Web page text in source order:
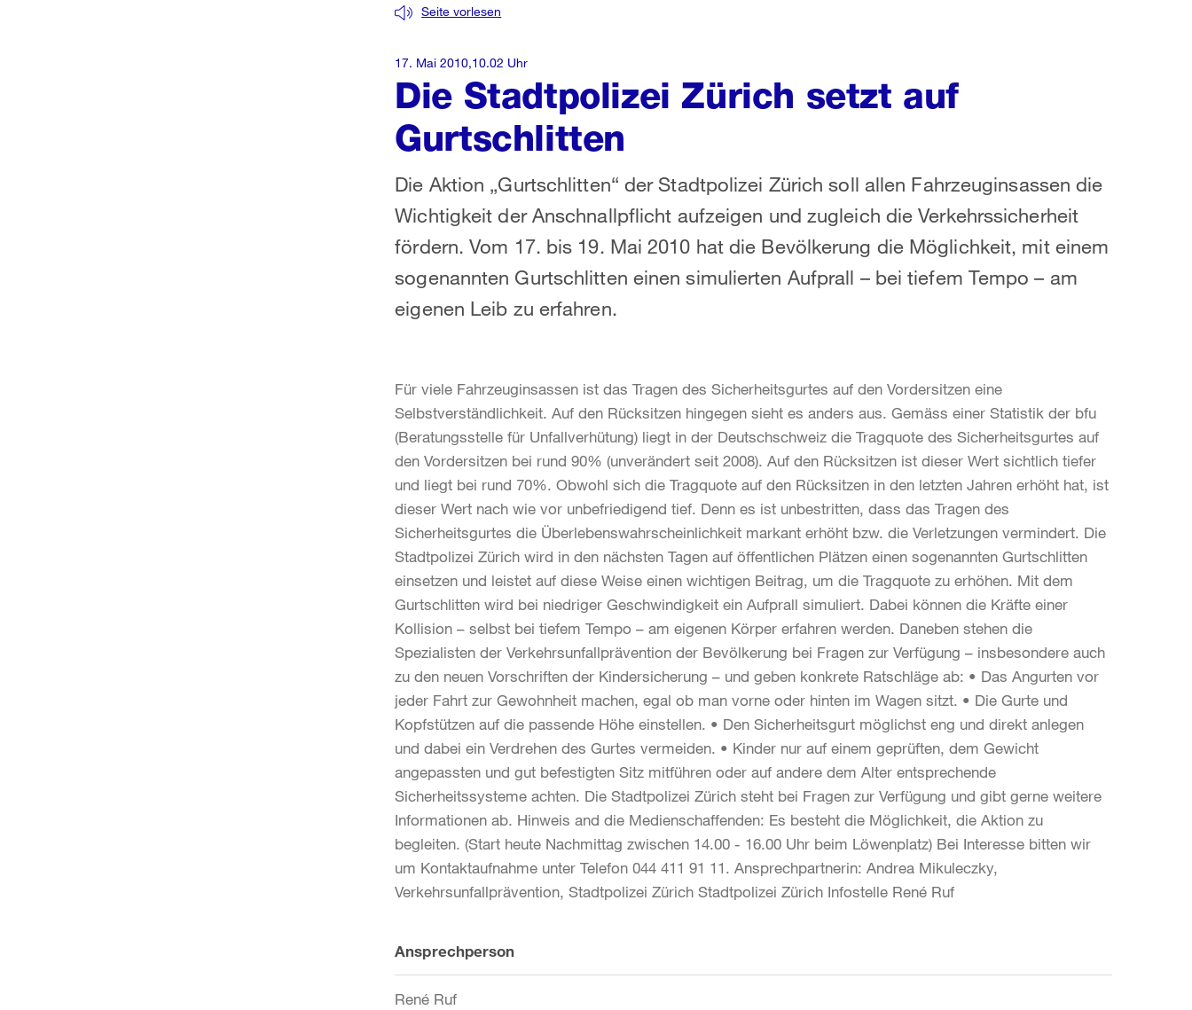
Die Stadtpolizei Zürich setzt auf
Gurtschlitten
Seite vorlesen
Die Aktion „Gurtschlitten“ der Stadtpolizei Zürich soll allen Fahrzeuginsassen die
Wichtigkeit der Anschnallpflicht aufzeigen und zugleich die Verkehrssicherheit
fördern. Vom 17. bis 19. Mai 2010 hat die Bevölkerung die Möglichkeit, mit einem
sogenannten Gurtschlitten einen simulierten Aufprall – bei tiefem Tempo – am
eigenen Leib zu erfahren.
17. Mai 2010,10.02 Uhr
Für viele Fahrzeuginsassen ist das Tragen des Sicherheitsgurtes auf den Vordersitzen eine
Selbstverständlichkeit. Auf den Rücksitzen hingegen sieht es anders aus. Gemäss einer Statistik der bfu
(Beratungsstelle für Unfallverhütung) liegt in der Deutschschweiz die Tragquote des Sicherheitsgurtes auf
den Vordersitzen bei rund 90% (unverändert seit 2008). Auf den Rücksitzen ist dieser Wert sichtlich tiefer
und liegt bei rund 70%. Obwohl sich die Tragquote auf den Rücksitzen in den letzten Jahren erhöht hat, ist
dieser Wert nach wie vor unbefriedigend tief. Denn es ist unbestritten, dass das Tragen des
Sicherheitsgurtes die Überlebenswahrscheinlichkeit markant erhöht bzw. die Verletzungen vermindert. Die
Stadtpolizei Zürich wird in den nächsten Tagen auf öffentlichen Plätzen einen sogenannten Gurtschlitten
einsetzen und leistet auf diese Weise einen wichtigen Beitrag, um die Tragquote zu erhöhen. Mit dem
Gurtschlitten wird bei niedriger Geschwindigkeit ein Aufprall simuliert. Dabei können die Kräfte einer
Kollision – selbst bei tiefem Tempo – am eigenen Körper erfahren werden. Daneben stehen die
Spezialisten der Verkehrsunfallprävention der Bevölkerung bei Fragen zur Verfügung – insbesondere auch
zu den neuen Vorschriften der Kindersicherung – und geben konkrete Ratschläge ab: • Das Angurten vor
jeder Fahrt zur Gewohnheit machen, egal ob man vorne oder hinten im Wagen sitzt. • Die Gurte und
Kopfstützen auf die passende Höhe einstellen. • Den Sicherheitsgurt möglichst eng und direkt anlegen
und dabei ein Verdrehen des Gurtes vermeiden. • Kinder nur auf einem geprüften, dem Gewicht
angepassten und gut befestigten Sitz mitführen oder auf andere dem Alter entsprechende
Sicherheitssysteme achten. Die Stadtpolizei Zürich steht bei Fragen zur Verfügung und gibt gerne weitere
Informationen ab. Hinweis and die Medienschaffenden: Es besteht die Möglichkeit, die Aktion zu
begleiten. (Start heute Nachmittag zwischen 14.00 - 16.00 Uhr beim Löwenplatz) Bei Interesse bitten wir
um Kontaktaufnahme unter Telefon 044 411 91 11. Ansprechpartnerin: Andrea Mikuleczky,
Verkehrsunfallprävention, Stadtpolizei Zürich Stadtpolizei Zürich Infostelle René Ruf
Weitere
Informationen
Ansprechperson
René Ruf